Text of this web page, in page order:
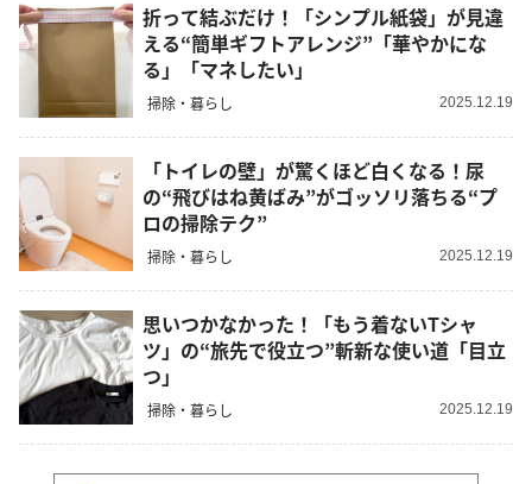
折って結ぶだけ！「シンプル紙袋」が見違
える“簡単ギフトアレンジ”「華やかにな
る」「マネしたい」
掃除・暮らし 2025.12.19
「トイレの壁」が驚くほど白くなる！尿
の“飛びはね黄ばみ”がゴッソリ落ちる“プ
ロの掃除テク”
掃除・暮らし 2025.12.19
思いつかなかった！「もう着ないTシャ
ツ」の“旅先で役立つ”斬新な使い道「目立
つ」
掃除・暮らし 2025.12.19